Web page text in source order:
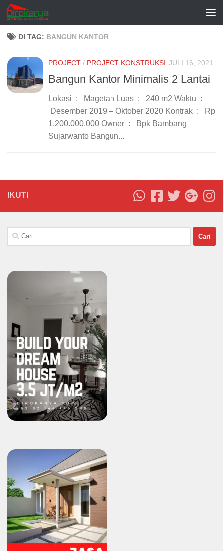
Skip to content
DI TAG: BANGUN KANTOR
PROJECT / PROJECT KONSTRUKSI JULI 16, 2021
Bangun Kantor Minimalis 2 Lantai
Lokasi : Magetan Luas : 240 m2 Waktu :
Desember 2019 – Oktober 2020 Kontrak : Rp
1.200.000.000 Owner : Bpk Bambang
Sujarwanto Bangun...
IKUTI
Cari
untuk: